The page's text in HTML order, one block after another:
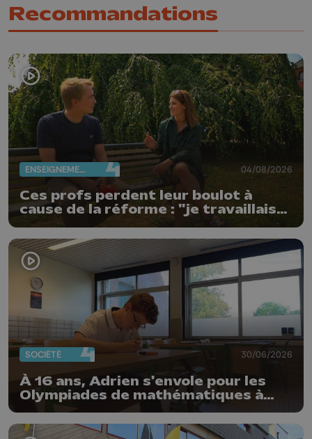
Recommandations
ENSEIGNEMENT 04/08/2026
Ces profs perdent leur boulot à
cause de la réforme : "je travaillais
bien plus comme prof que comme
pharmacienne"
SOCIÉTÉ 30/06/2026
À 16 ans, Adrien s'envole pour les
Olympiades de mathématiques à
Shanghai